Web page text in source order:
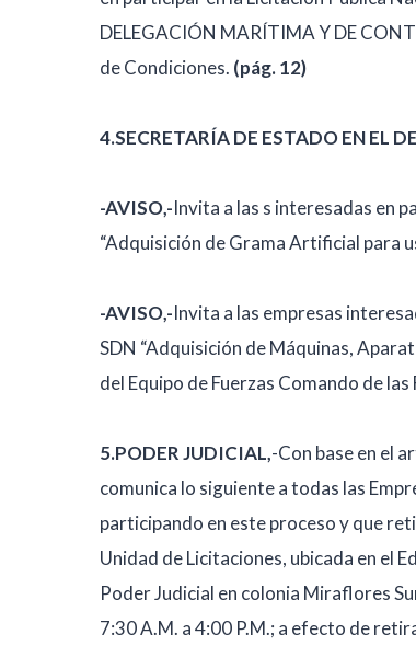
DELEGACIÓN MARÍTIMA Y DE
de Condiciones. (pág. 12)
4.SECRETARÍA DE ESTADO EN EL
-AVISO,-Invita a las s interesadas en
“Adquisición de Grama Artificial para
-AVISO,-Invita a las empresas
SDN “Adquisición de Máquinas,
del Equipo de Fuerzas Comando de las
5.PODER JUDICIAL,-Con base en el
comunica lo siguiente a todas las
participando en este proceso y que
Unidad de Licitaciones, ubicada en el
Poder Judicial en colonia Miraflores
7:30 A.M. a 4:00 P.M.; a efecto de